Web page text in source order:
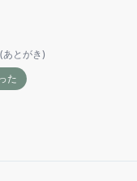
あとがき)
た